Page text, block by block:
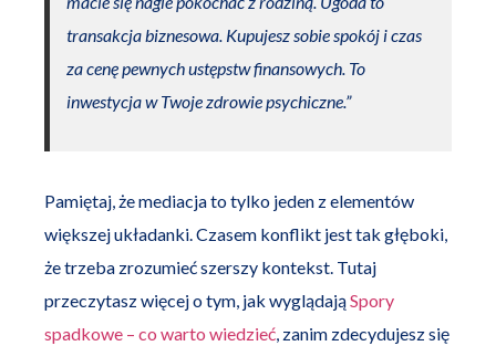
transakcja biznesowa. Kupujesz sobie spokój i czas
za cenę pewnych ustępstw finansowych. To
inwestycja w Twoje zdrowie psychiczne.”
Pamiętaj, że mediacja to tylko jeden z elementów
większej układanki. Czasem konflikt jest tak głęboki,
że trzeba zrozumieć szerszy kontekst. Tutaj
przeczytasz więcej o tym, jak wyglądająSpory
spadkowe – co warto wiedzieć , zanim zdecydujesz się